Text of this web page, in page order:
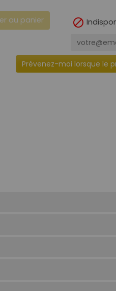
au panier 
Prévenez-moi lorsque le